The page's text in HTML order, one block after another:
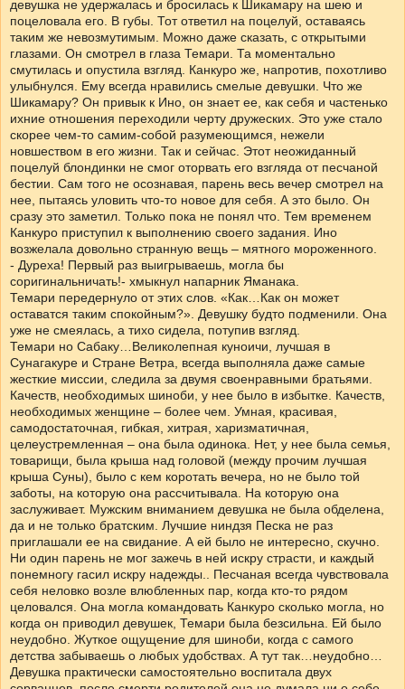
девушка не удержалась и бросилась к Шикамару на шею и
поцеловала его. В губы. Тот ответил на поцелуй, оставаясь
таким же невозмутимым. Можно даже сказать, с открытыми
глазами. Он смотрел в глаза Темари. Та моментально
смутилась и опустила взгляд. Канкуро же, напротив, похотливо
улыбнулся. Ему всегда нравились смелые девушки. Что же
Шикамару? Он привык к Ино, он знает ее, как себя и частенько
ихние отношения переходили черту дружеских. Это уже стало
скорее чем-то самим-собой разумеющимся, нежели
новшеством в его жизни. Так и сейчас. Этот неожиданный
поцелуй блондинки не смог оторвать его взгляда от песчаной
бестии. Сам того не осознавая, парень весь вечер смотрел на
нее, пытаясь уловить что-то новое для себя. А это было. Он
сразу это заметил. Только пока не понял что. Тем временем
Канкуро приступил к выполнению своего задания. Ино
возжелала довольно странную вещь – мятного мороженного.
- Дуреха! Первый раз выигрываешь, могла бы
соригинальничать!- хмыкнул напарник Яманака.
Темари передернуло от этих слов. «Как…Как он может
оставатся таким спокойным?». Девушку будто подменили. Она
уже не смеялась, а тихо сидела, потупив взгляд.
Темари но Сабаку…Великолепная куноичи, лучшая в
Сунагакуре и Стране Ветра, всегда выполняла даже самые
жесткие миссии, следила за двумя своенравными братьями.
Качеств, необходимых шиноби, у нее было в избытке. Качеств,
необходимых женщине – более чем. Умная, красивая,
самодостаточная, гибкая, хитрая, харизматичная,
целеустремленная – она была одинока. Нет, у нее была семья,
товарищи, была крыша над головой (между прочим лучшая
крыша Суны), было с кем коротать вечера, но не было той
заботы, на которую она рассчитывала. На которую она
заслуживает. Мужским вниманием девушка не была обделена,
да и не только братским. Лучшие ниндзя Песка не раз
приглашали ее на свидание. А ей было не интересно, скучно.
Ни один парень не мог зажечь в ней искру страсти, и каждый
понемногу гасил искру надежды.. Песчаная всегда чувствовала
себя неловко возле влюбленных пар, когда кто-то рядом
целовался. Она могла командовать Канкуро сколько могла, но
когда он приводил девушек, Темари была безсильна. Ей было
неудобно. Жуткое ощущение для шиноби, когда с самого
детства забываешь о любых удобствах. А тут так…неудобно…
Девушка практически самостоятельно воспитала двух